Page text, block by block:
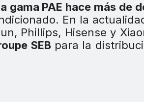
gama PAE hace más de
En la
Phillips, Hisense y
SEBpara la